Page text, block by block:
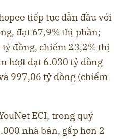
tiếp tục dẫn đầu với
đạt 67,9% thị phần;
đồng, chiếm 23,2% thị
lượt đạt 6.030 tỷ đồng
997,06 tỷ đồng (chiếm
ECI, trong quý
nhà bán, gấp hơn 2